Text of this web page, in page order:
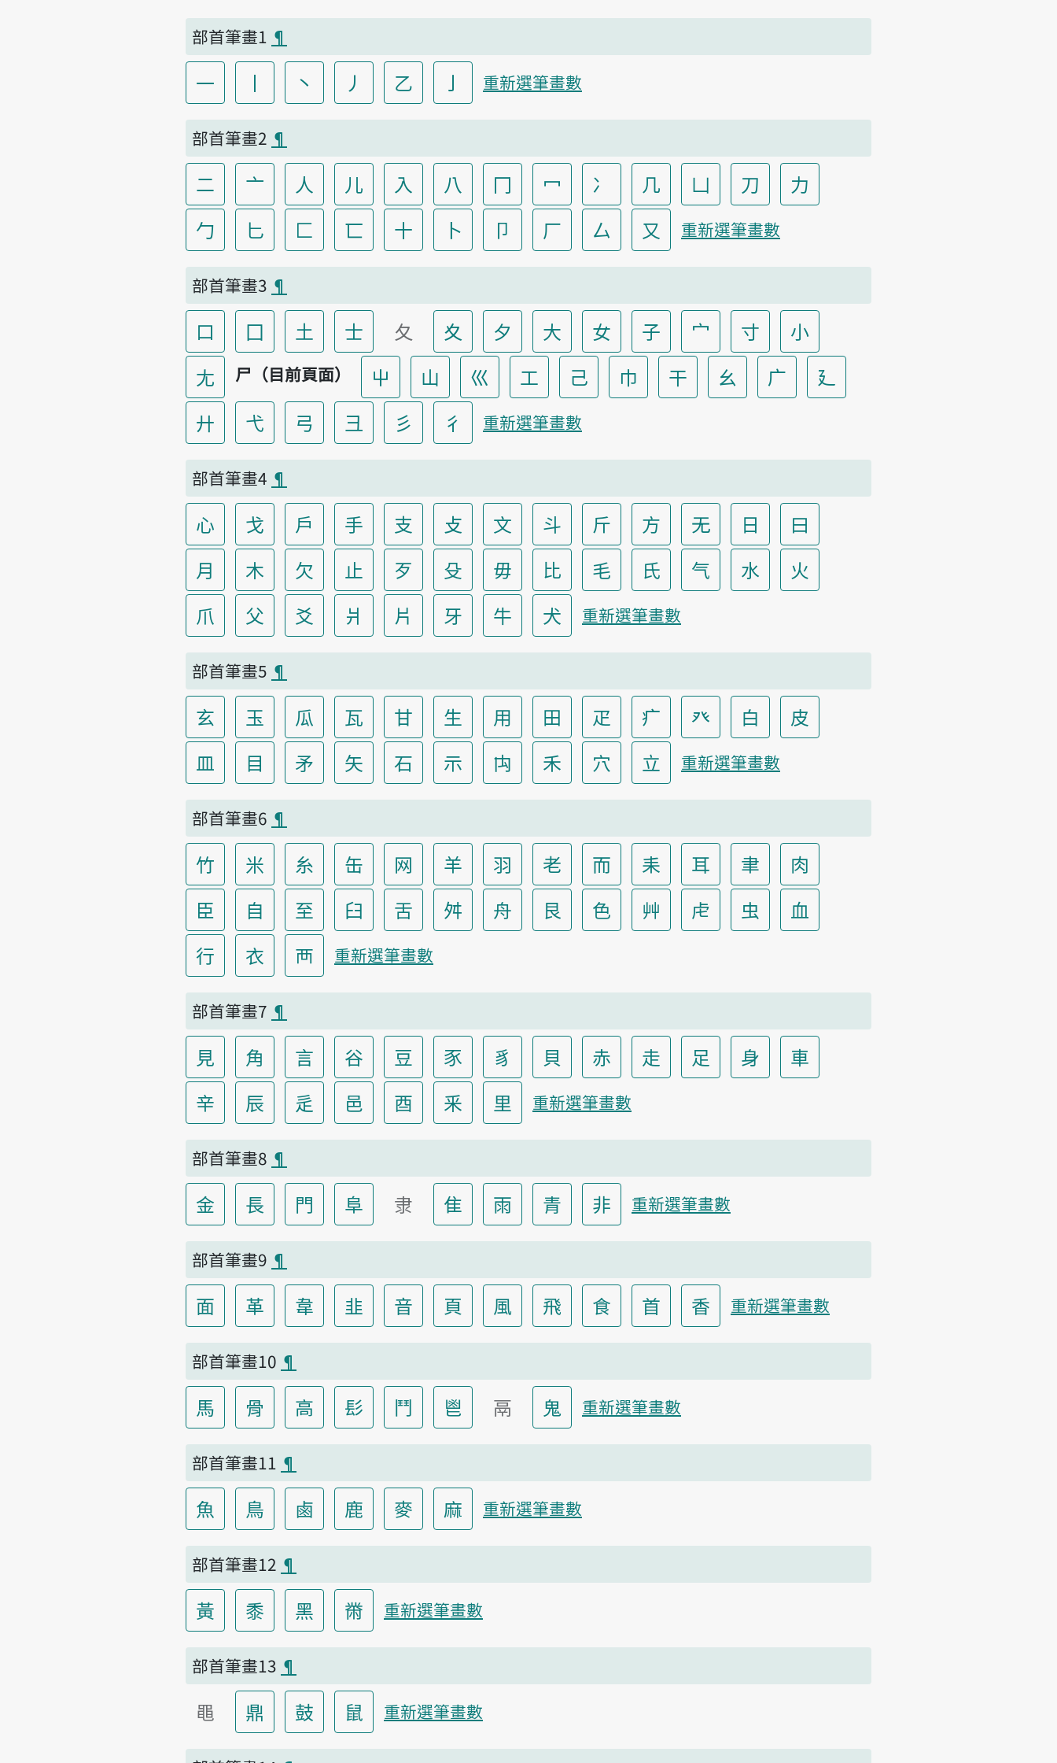
部首筆畫1 ¶
一 丨 丶 丿 乙 亅 重新選筆畫數
部首筆畫2 ¶
二 亠 人 儿 入 八 冂 冖 冫 几 凵 刀
力
勹
匕 匚 匸 十 卜 卩 厂 厶 又 重新選筆畫數
部首筆畫3 ¶
口 囗 土 士 夂 夊 夕 大 女 子 宀 寸
小
尢
尸（目前頁面） 屮 山 巛 工 己 巾 干 幺 广
廴
廾
弋 弓 彐 彡 彳 重新選筆畫數
部首筆畫4 ¶
心 戈 戶 手 支 攴 文 斗 斤 方 无 日
曰
月
木 欠 止 歹 殳 毋 比 毛 氏 气 水
火
爪
父 爻 爿 片 牙 牛 犬 重新選筆畫數
部首筆畫5 ¶
玄 玉 瓜 瓦 甘 生 用 田 疋 疒 癶 白
皮
皿
目 矛 矢 石 示 禸 禾 穴 立 重新選筆畫數
部首筆畫6 ¶
竹 米 糸 缶 网 羊 羽 老 而 耒 耳 聿
肉
臣
自 至 臼 舌 舛 舟 艮 色 艸 虍 虫
血
行
衣 襾 重新選筆畫數
部首筆畫7 ¶
見 角 言 谷 豆 豕 豸 貝 赤 走 足 身
車
辛
辰 辵 邑 酉 釆 里 重新選筆畫數
部首筆畫8 ¶
金 長 門 阜 隶 隹 雨 青 非 重新選筆畫數
部首筆畫9 ¶
面 革 韋 韭 音 頁 風 飛 食 首 香 重新選筆畫數
部首筆畫10 ¶
馬 骨 高 髟 鬥 鬯 鬲 鬼 重新選筆畫數
部首筆畫11 ¶
魚 鳥 鹵 鹿 麥 麻 重新選筆畫數
部首筆畫12 ¶
黃 黍 黑 黹 重新選筆畫數
部首筆畫13 ¶
黽 鼎 鼓 鼠 重新選筆畫數